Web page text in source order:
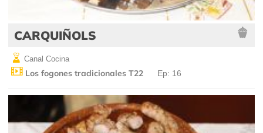
CARQUIÑOLS
Canal Cocina
Los fogones tradicionales T22 Ep: 16